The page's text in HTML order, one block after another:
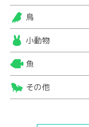
鳥
小動物
魚
その他